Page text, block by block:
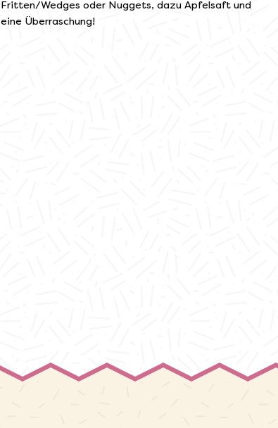
Fritten/Wedges oder Nuggets, dazu Apfelsaft und
eine Überraschung!